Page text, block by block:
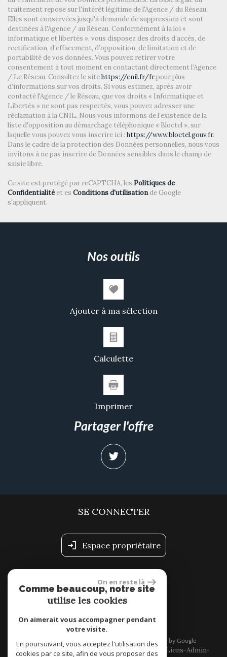
statistiques
Nombre d'habitants
22 714
Propriétaires (vs. locataires)
52,69 %
Taxe habitation
Taxe foncière
14,44 %
Habitants de moins de 25 ans
21,94 %
Habitants de 25 à 55 ans
36,69 %
Habitants de plus de 55 ans
41,37 %
Nombre d'enfants par famille
Familles avec 1 ou 2 enfants
Maisons
Appartements
83,41 %
traitement repose sur l'intérêt légitime de l'Agence / du Réseau.
Elles sont conservées jusqu'à demande de suppression et sont
destinées à l'Agence / au Réseau. Conformément à la loi «
informatique et libertés », vous disposez des droits d’accès, de
rectification, d’effacement, d’opposition, de limitation et de
portabilité de vos données. Vous pouvez retirer votre
consentement à tout moment en contactant directement l’Agence
/ Le Réseau. Consultez le sitehttps://cnil.fr/frpour plus
d’informations sur vos droits. Si vous estimez, après avoir
contacté l'Agence / le Réseau, que vos droits « Informatique et
Libertés » ne sont pas respectés, vous pouvez adresser une
réclamation à la CNIL. Nous vous informons de l’existence de la
liste d'opposition au démarchage téléphonique « Bloctel », sur
laquelle vous pouvez vous inscrire ici : https://www.bloctel.gouv.fr.
Dans le cadre de la protection des Données personnelles, nous vous
invitons à ne pas inscrire de Données sensibles dans le champ de
saisie libre.
Ce site est protégé par reCAPTCHA, les Politiques de
Confidentialitéet es Conditions d'utilisationde Google
s'appliquent.
nos outils
Ajouter à ma sélection
Calculette
Imprimer
partager l'offre
SE CONNECTER
Espace propriétaire
site réalisé par
© 2026 | Tous droits réservés | Traduction powered by Google
Plan du site Mentions légales Nos honoraires Liens Admin
On en reste là
Comme beaucoup, notre site
utilise les cookies
On aimerait vous accompagner pendant
votre visite.
En poursuivant, vous acceptez l'utilisation des
cookies par ce site, afin de vous proposer des